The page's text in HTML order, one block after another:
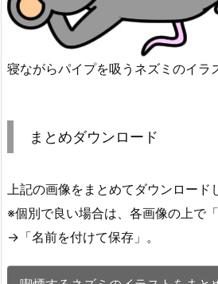
寝ながらパイプを吸うネズミのイラ
まとめダウンロード
上記の画像をまとめてダウンロード
※個別で良い場合は、各画像の上で
→「名前を付けて保存」。